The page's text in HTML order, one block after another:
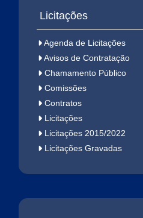
Licitações
Agenda de Licitações
Avisos de Contratação
Chamamento Público
Comissões
Contratos
Licitações
Licitações 2015/2022
Licitações Gravadas